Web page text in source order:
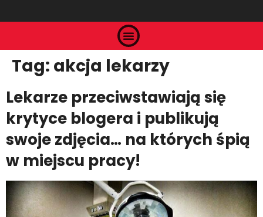
Tag: akcja lekarzy
Lekarze przeciwstawiają się
krytyce blogera i publikują
swoje zdjęcia… na których śpią
w miejscu pracy!